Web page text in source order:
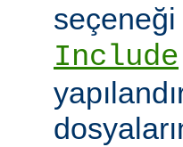
seçeneği
Include